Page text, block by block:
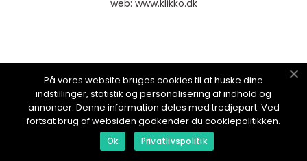
web: www.klikko.dk
Annonsering
Om oss
På vores website bruges cookies til at huske dine
indstillinger, statistik og personalisering af indhold og
annoncer. Denne information deles med tredjepart. Ved
fortsat brug af websiden godkender du cookiepolitikken.
Ok Privatlivspolitik